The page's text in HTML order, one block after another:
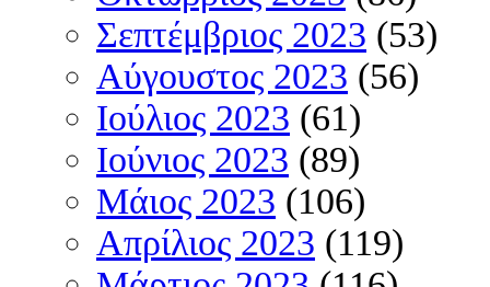
Σεπτέμβριος 2023 (53)
Αύγουστος 2023 (56)
Ιούλιος 2023 (61)
Ιούνιος 2023 (89)
Μάιος 2023 (106)
Απρίλιος 2023 (119)